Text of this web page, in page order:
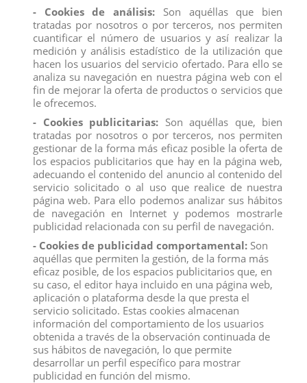
Descripción
Detalles del producto
Reviews(0)
SET Colección Baby Shark - 5 Figuras: Baby Shark, Mommy
Shark, Daddy Shark, Grandpa Shark, Grandma Shark
Producto no recomendado para menores de 4 años.
Todos los productos de nuestrocatálogoobtienen el certificado
exigido por la U.E.
Compraahora y recíbelo en 24/48 horas en su establecimiento.
Recuerde que disponemos de unchat donde le atendemos
personalmente, pregúntenos sus dudas.
Somos unaempresa avalada por una granexperienciaen
mercadode distribucióny venta al por mayor.
Los mejores precios los encontrarás
www.distribucionfiguraspvc.com , tu página de confianza.
Calificación
Comentarios (0)
No hay reseñas de clientes en este momento.
- Cookies de análisis: Son aquéllas que bien
tratadas por nosotros o por terceros, nos permiten
cuantificar el número de usuarios y así realizar la
medición y análisis estadístico de la utilización que
hacen los usuarios del servicio ofertado. Para ello se
analiza su navegación en nuestra página web con el
fin de mejorar la oferta de productos o servicios que
le ofrecemos.
- Cookies publicitarias: Son aquéllas que, bien
tratadas por nosotros o por terceros, nos permiten
gestionar de la forma más eficaz posible la oferta de
los espacios publicitarios que hay en la página web,
adecuando el contenido del anuncio al contenido del
servicio solicitado o al uso que realice de nuestra
página web. Para ello podemos analizar sus hábitos
de navegación en Internet y podemos mostrarle
publicidad relacionada con su perfil de navegación.
- Cookies de publicidad comportamental: Son
aquéllas que permiten la gestión, de la forma más
eficaz posible, de los espacios publicitarios que, en
su caso, el editor haya incluido en una página web,
aplicación o plataforma desde la que presta el
servicio solicitado. Estas cookies almacenan
información del comportamiento de los usuarios
obtenida a través de la observación continuada de
sus hábitos de navegación, lo que permite
desarrollar un perfil específico para mostrar
publicidad en función del mismo.